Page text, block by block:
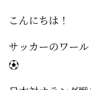
こんにちは！
サッカーのワー
⚽